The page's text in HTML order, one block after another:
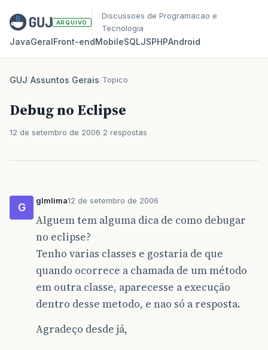
ARQUIVO
Discussoes de Programacao e
Tecnologia
JavaGeralFront‑endMobileSQLJSPHPAndroid
GUJ/Assuntos Gerais/Topico
Debug no Eclipse
12 de setembro de 2006 2 respostas
G
glmlima12 de setembro de 2006
Alguem tem alguma dica de como debugar
no eclipse?
Tenho varias classes e gostaria de que
quando ocorrece a chamada de um método
em outra classe, aparecesse a execução
dentro desse metodo, e nao só a resposta.
Agradeço desde já,